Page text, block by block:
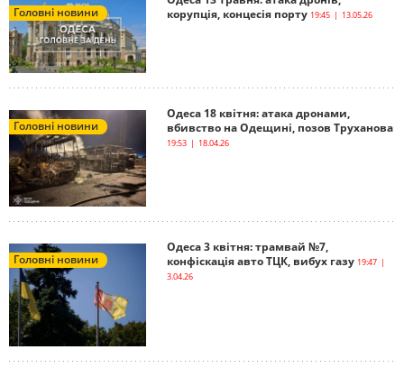
Головні новини
корупція, концесія порту 19:45 | 13.05.26
Головні новини
Одеса 18 квітня: атака дронами,
вбивство на Одещині, позов Труханова
19:53 | 18.04.26
Головні новини
Одеса 3 квітня: трамвай №7,
конфіскація авто ТЦК, вибух газу 19:47 |
3.04.26